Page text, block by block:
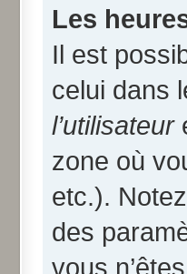
Les
Il est
celui dans
l’utilisateur
zone où
etc.).
des
vous